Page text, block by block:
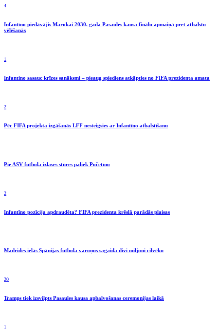
4
Infantīno piedāvājis Marokai 2030. gada Pasaules kausa finālu apmaiņā pret atbalstu
vēlēšanās
1
Infantino sasauc krīzes sanāksmi – pieaug spiediens atkāpties no FIFA prezidenta amata
2
Pēc FIFA projekta izgāšanās LFF nesteigsies ar Infantīno atbalstīšanu
Pie ASV futbola izlases stūres paliek Početīno
2
Infantīno pozīcija apdraudēta? FIFA prezidenta krēslā parādās plaisas
Madrides ielās Spānijas futbola varoņus sagaida divi miljoni cilvēku
20
Tramps tiek izsvilpts Pasaules kausa apbalvošanas ceremonijas laikā
1